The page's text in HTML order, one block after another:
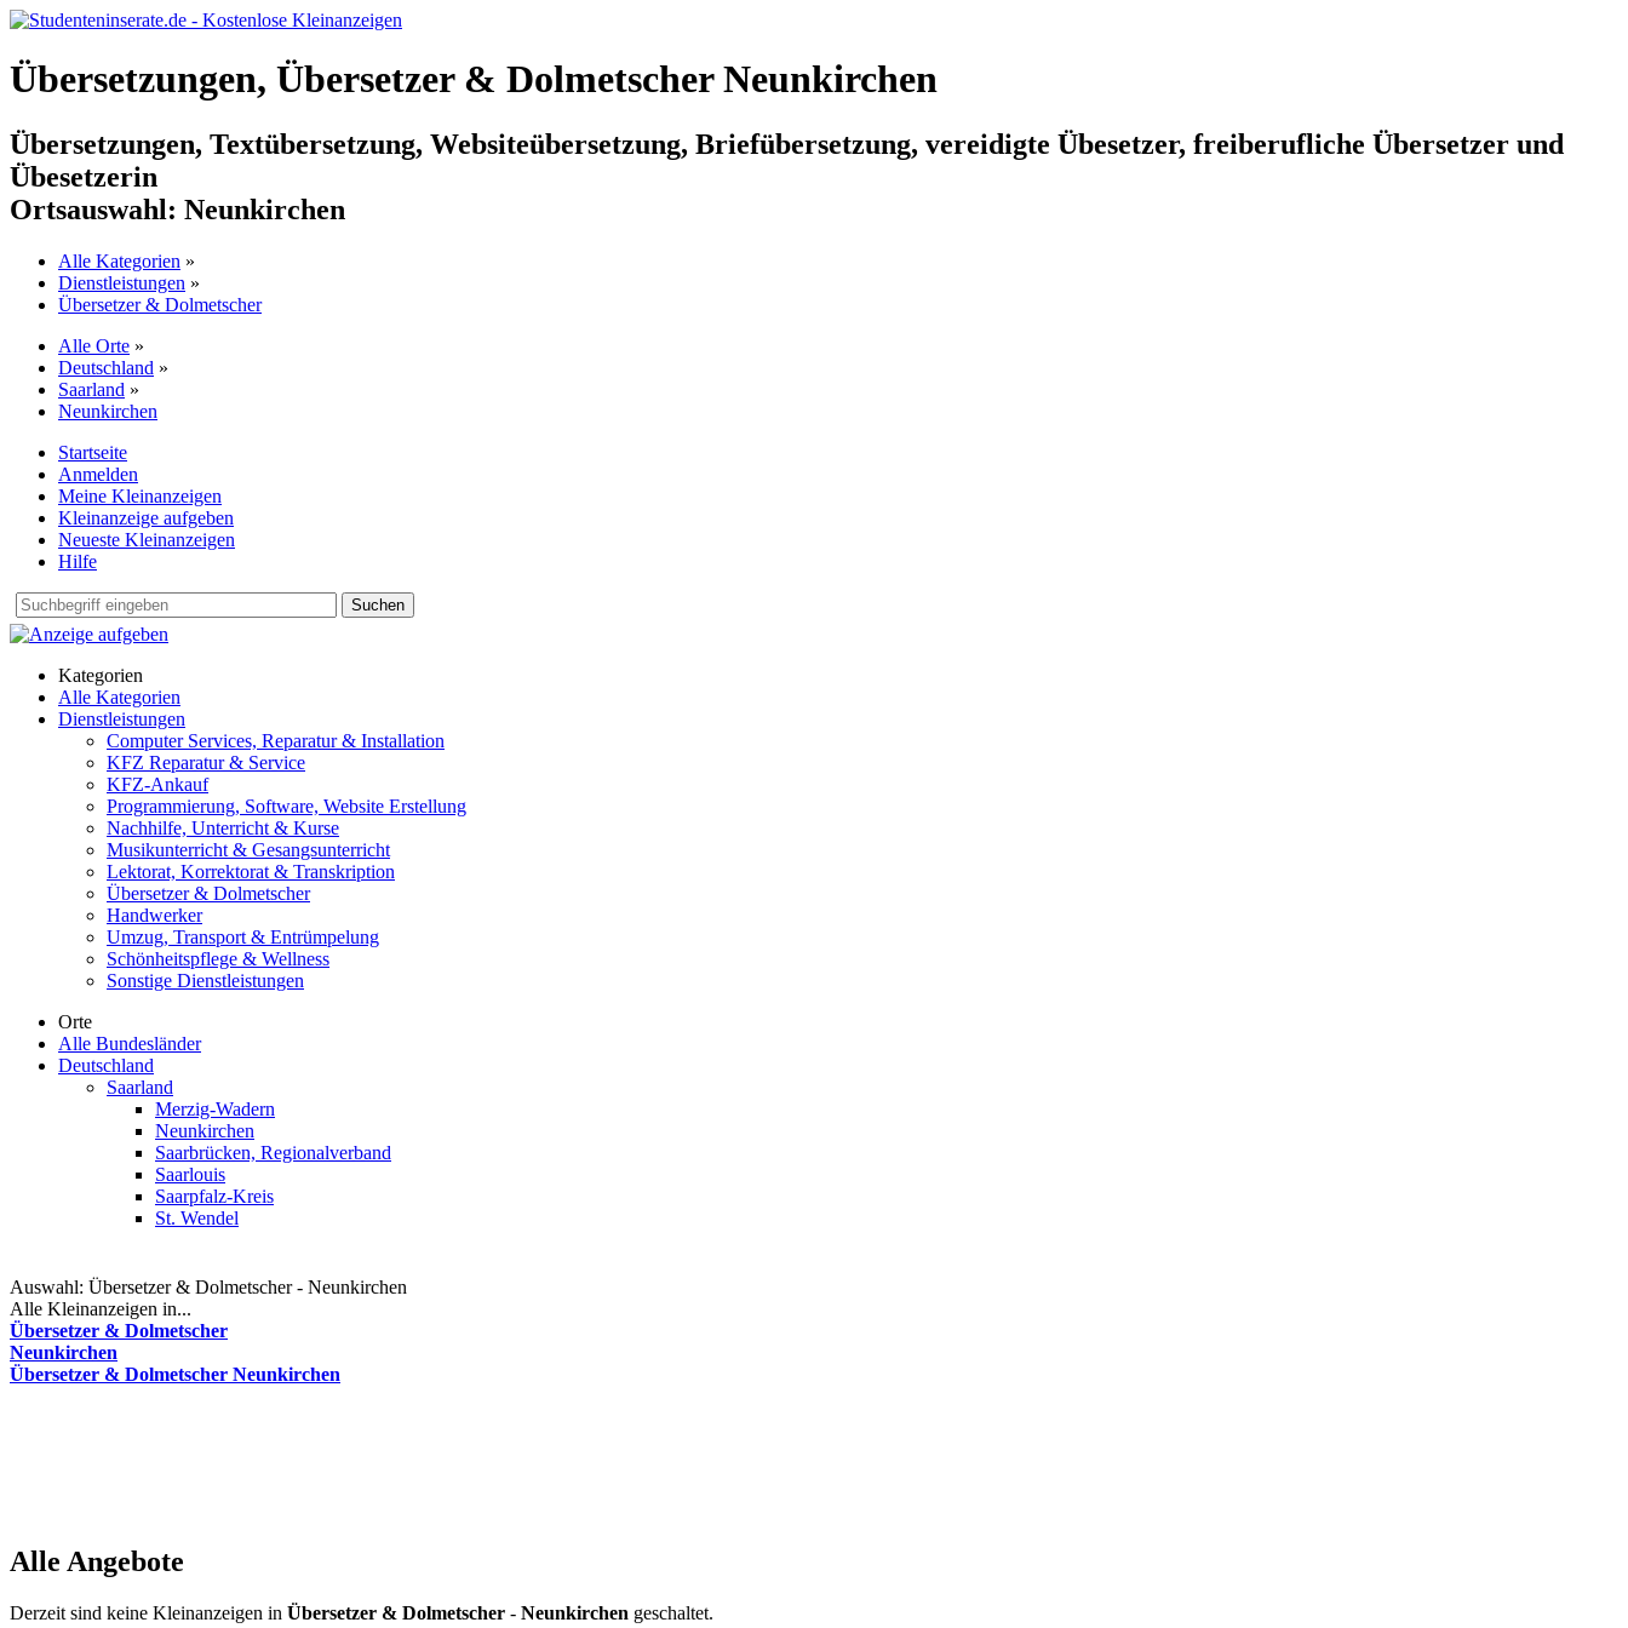
Übersetzungen, Übersetzer & Dolmetscher Neunkirchen
Übersetzungen, Textübersetzung, Websiteübersetzung, Briefübersetzung, vereidigte Übesetzer, freiberufliche Übersetzer und
Übesetzerin
Ortsauswahl: Neunkirchen
Alle Kategorien »
Dienstleistungen »
Übersetzer & Dolmetscher
Alle Orte »
Deutschland »
Saarland »
Neunkirchen
Startseite
Anmelden
Meine Kleinanzeigen
Kleinanzeige aufgeben
Neueste Kleinanzeigen
Hilfe
Suchen
Kategorien
Alle Kategorien
Dienstleistungen
Computer Services, Reparatur & Installation
KFZ Reparatur & Service
KFZ-Ankauf
Programmierung, Software, Website Erstellung
Nachhilfe, Unterricht & Kurse
Musikunterricht & Gesangsunterricht
Lektorat, Korrektorat & Transkription
Übersetzer & Dolmetscher
Handwerker
Umzug, Transport & Entrümpelung
Schönheitspflege & Wellness
Sonstige Dienstleistungen
Orte
Alle Bundesländer
Deutschland
Saarland
Merzig-Wadern
Neunkirchen
Saarbrücken, Regionalverband
Saarlouis
Saarpfalz-Kreis
St. Wendel
Auswahl: Übersetzer & Dolmetscher - Neunkirchen
Alle Kleinanzeigen in...
Übersetzer & Dolmetscher
Neunkirchen
Übersetzer & Dolmetscher Neunkirchen
Alle Angebote
Derzeit sind keine Kleinanzeigen in Übersetzer & Dolmetscher - Neunkirchen geschaltet.